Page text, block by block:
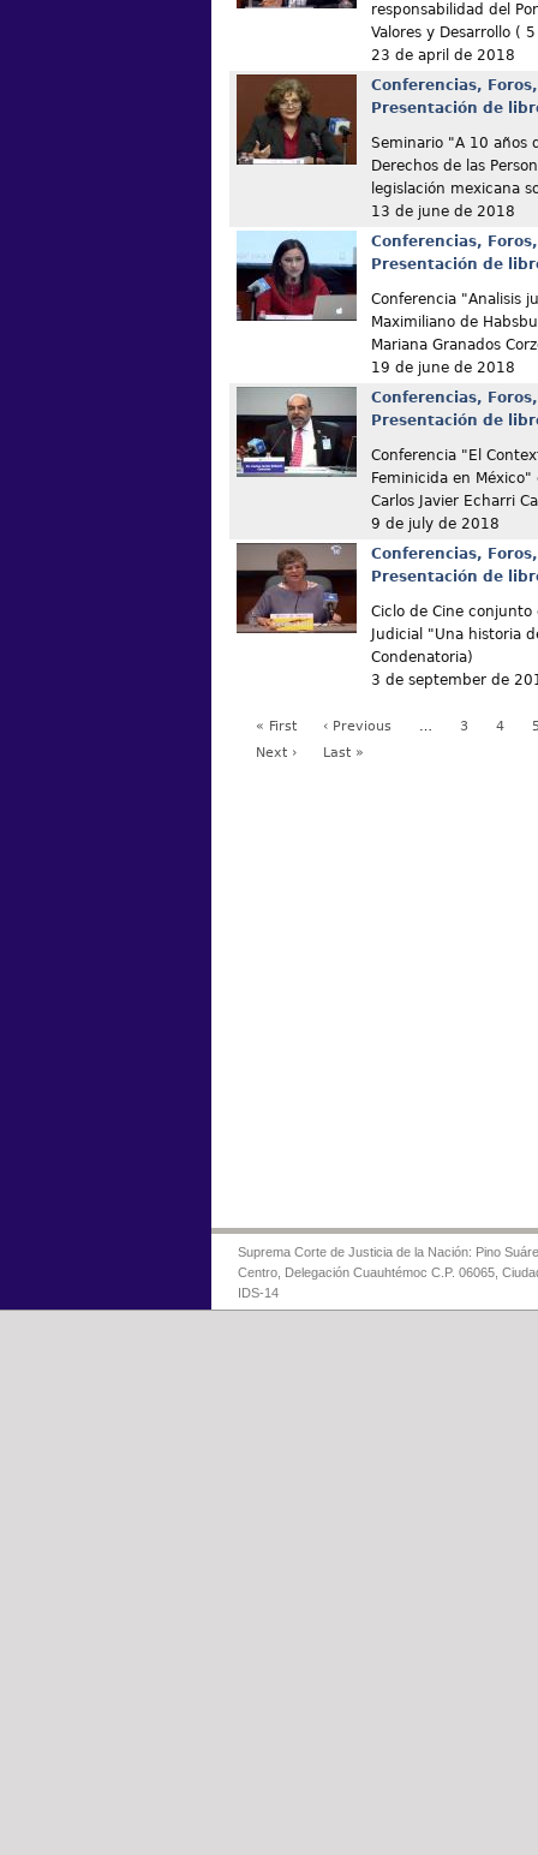
responsabilidad del
Valores y Desarrollo (
23 de april de 2018
Conferencias,
Presentación de
Seminario "A 10 años
Derechos de las
legislación mexicana
13 de june de 2018
Conferencias,
Presentación de
Conferencia "Analisis
Maximiliano de
Mariana Granados
19 de june de 2018
Conferencias,
Presentación de
Conferencia "El
Feminicida en
Carlos Javier Echarri
9 de july de 2018
Conferencias,
Presentación de
Ciclo de Cine
Judicial "Una historia
Condenatoria)
3 de september de
« First ‹ Previous … 3 4
Next ›
Last »
Suprema Corte de Justicia de la Nación: Pino
Centro, Delegación Cuauhtémoc C.P. 06065,
IDS-14